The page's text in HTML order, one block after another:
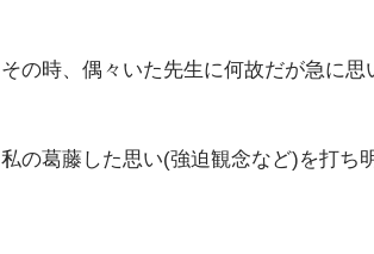
その時、偶々いた先生に何故だが急に思
私の葛藤した思い(強迫観念など)を打ち